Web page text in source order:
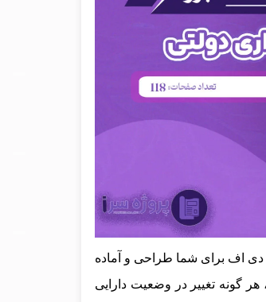
دی اف برای شما طراحی و آماده
گونه تغییر در وضعیت دارایی